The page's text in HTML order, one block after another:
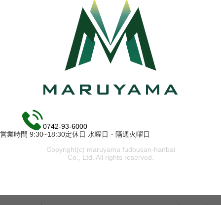
0742-93-6000
営業時間 9:30~18:30定休日 水曜日・隔週火曜日
Copyright(c) maruyama fudousan-hanbai
Co., Ltd. All rights reserved.